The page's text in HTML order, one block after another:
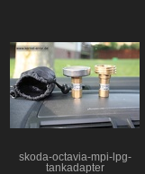
skoda-octavia-mpi-lpg-
tankadapter